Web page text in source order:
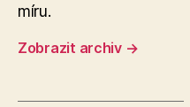
míru.
Zobrazit archiv →